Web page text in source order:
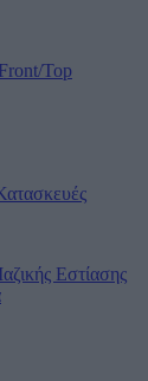
Top
Εστίασης